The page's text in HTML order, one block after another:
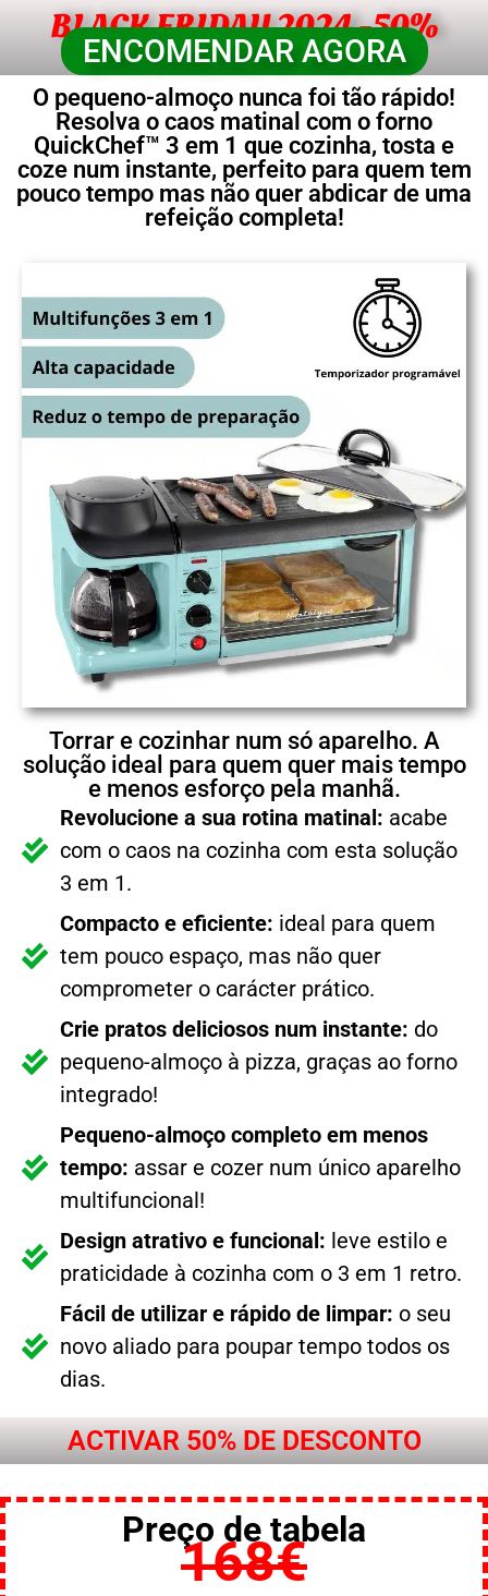
BLACK FRIDAY 2024 -50%
ENCOMENDAR AGORA
O pequeno-almoço nunca foi tão rápido!
Resolva o caos matinal com o forno
QuickChef™ 3 em 1 que cozinha, tosta e
coze num instante, perfeito para quem tem
pouco tempo mas não quer abdicar de uma
refeição completa!
Torrar e cozinhar num só aparelho. A
solução ideal para quem quer mais tempo
e menos esforço pela manhã.
Revolucione a sua rotina matinal: acabe
com o caos na cozinha com esta solução
3 em 1.
Compacto e eficiente: ideal para quem
tem pouco espaço, mas não quer
comprometer o carácter prático.
Crie pratos deliciosos num instante: do
pequeno-almoço à pizza, graças ao forno
integrado!
Pequeno-almoço completo em menos
tempo: assar e cozer num único aparelho
multifuncional!
Design atrativo e funcional: leve estilo e
praticidade à cozinha com o 3 em 1 retro.
Fácil de utilizar e rápido de limpar: o seu
novo aliado para poupar tempo todos os
dias.
ACTIVAR 50% DE DESCONTO
Preço de tabela
168€